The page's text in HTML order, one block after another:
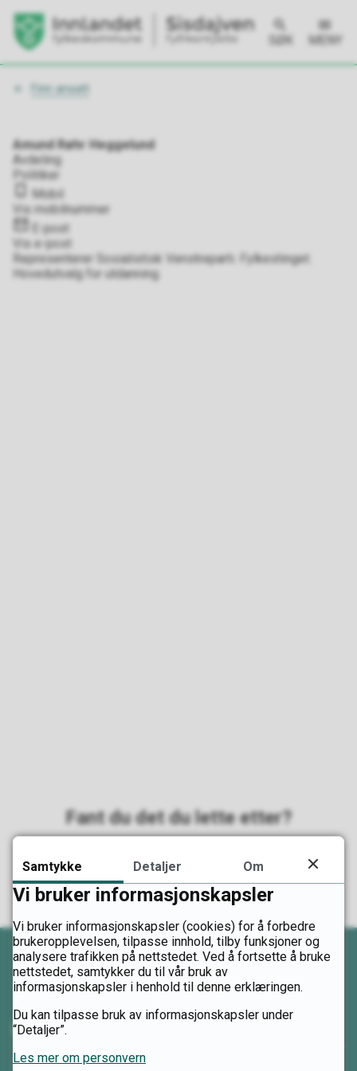
SØK MENY
Du
Finn ansatt
Amund Røhr Heggelund
Avdeling
Politiker
Mobil
Vis mobilnummer
E-post
Vis e-post
Representerer Sosialistisk Venstreparti. Fylkestinget.
Hovedutvalg for utdanning.
Fant du det du lette etter?
Ja
Kontakt oss
Samtykke Detaljer Om
Vi bruker informasjonskapsler
Vi bruker informasjonskapsler (cookies) for å forbedre
brukeropplevelsen, tilpasse innhold, tilby funksjoner og
analysere trafikken på nettstedet. Ved å fortsette å bruke
nettstedet, samtykker du til vår bruk av
informasjonskapsler i henhold til denne erklæringen.
Du kan tilpasse bruk av informasjonskapsler under
“Detaljer”.
Les mer om personvern